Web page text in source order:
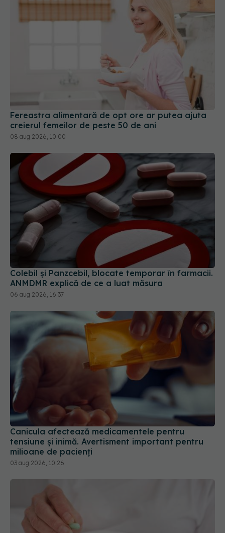
Fereastra alimentară de opt ore ar putea ajuta
creierul femeilor de peste 50 de ani
08 aug 2026, 10:00
Colebil și Panzcebil, blocate temporar în farmacii.
ANMDMR explică de ce a luat măsura
06 aug 2026, 16:37
Canicula afectează medicamentele pentru
tensiune și inimă. Avertisment important pentru
milioane de pacienți
03 aug 2026, 10:26